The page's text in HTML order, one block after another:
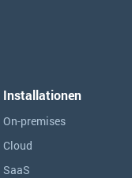
Installationen
On-premises
Cloud
SaaS